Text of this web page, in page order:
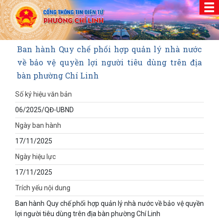
Ban hành Quy chế phối hợp quản lý nhà nước
về bảo vệ quyền lợi người tiêu dùng trên địa
bàn phường Chí Linh
Số ký hiệu văn bản
06/2025/QĐ-UBND
Ngày ban hành
17/11/2025
Ngày hiệu lực
17/11/2025
Trích yếu nội dung
Ban hành Quy chế phối hợp quản lý nhà nước về bảo vệ quyền
lợi người tiêu dùng trên địa bàn phường Chí Linh